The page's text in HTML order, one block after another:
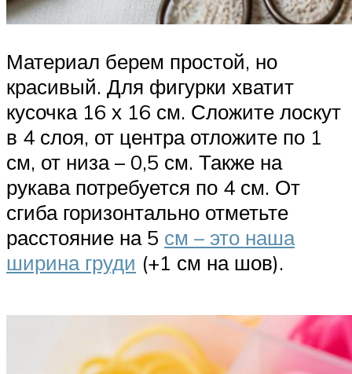
Материал берем простой, но
красивый. Для фигурки хватит
кусочка 16 х 16 см. Сложите лоскут
в 4 слоя, от центра отложите по 1
см, от низа – 0,5 см. Также на
рукава потребуется по 4 см. От
сгиба горизонтально отметьте
расстояние на 5 см – это наша
ширина груди (+1 см на шов).